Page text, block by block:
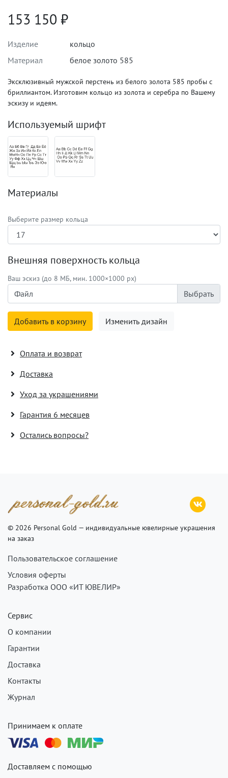
153 150 ₽
Изделие
кольцо
Материал
белое золото 585
Эксклюзивный мужской перстень из белого золота 585 пробы с
бриллиантом. Изготовим кольцо из золота и серебра по Вашему
эскизу и идеям.
Используемый шрифт
Материалы
Выберите размер кольца
Внешняя поверхность кольца
Ваш эскиз (до 8 МБ, мин. 1000×1000 px)
Файл
Добавить в корзину Изменить дизайн
Оплата и возврат
Доставка
Уход за украшениями
Гарантия 6 месяцев
Остались вопросы?
© 2026 Personal Gold — индивидуальные ювелирные украшения
на заказ
Пользовательское соглашение
Условия оферты
Разработка ООО «ИТ ЮВЕЛИР»
Сервис
О компании
Гарантии
Доставка
Контакты
Журнал
Принимаем к оплате
Доставляем с помощью